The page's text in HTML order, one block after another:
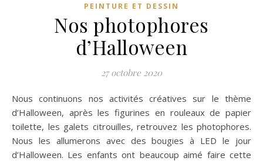
PEINTURE ET DESSIN
Nos photophores
d’Halloween
27 octobre 2020
Nous continuons nos activités créatives sur le thème
d’Halloween, après les figurines en rouleaux de papier
toilette, les galets citrouilles, retrouvez les photophores.
Nous les allumerons avec des bougies à LED le jour
d’Halloween. Les enfants ont beaucoup aimé faire cette